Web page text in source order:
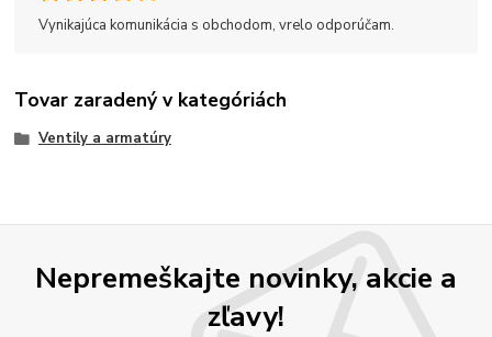
Vynikajúca komunikácia s obchodom, vrelo odporúčam.
Tovar zaradený v kategóriách
Ventily a armatúry
Nepremeškajte novinky, akcie a
zľavy!